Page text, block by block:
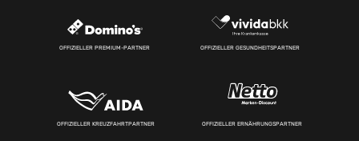
OFFIZIELLER PREMIUM-PARTNER OFFIZIELLER GESUNDHEITSPARTNER
OFFIZIELLER KREUZFAHRTPARTNER OFFIZIELLER ERNÄHRUNGSPARTNER